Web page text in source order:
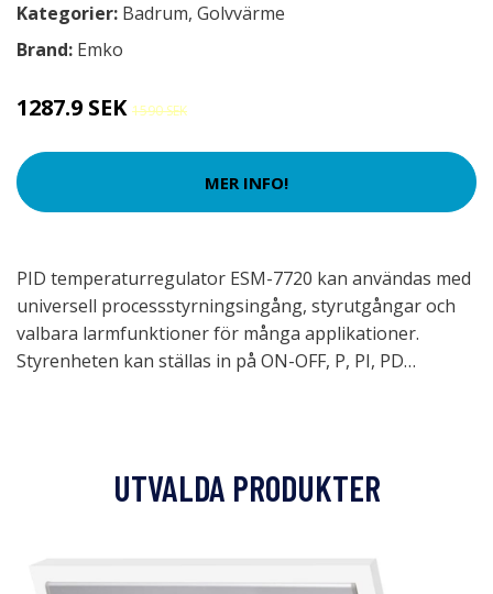
Kategorier: Badrum, Golvvärme
Brand: Emko
1287.9 SEK 1590 SEK
MER INFO!
PID temperaturregulator ESM-7720 kan användas med
universell processstyrningsingång, styrutgångar och
valbara larmfunktioner för många applikationer.
Styrenheten kan ställas in på ON-OFF, P, PI, PD…
UTVALDA PRODUKTER